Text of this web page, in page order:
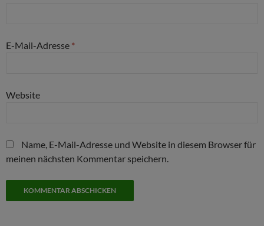
E-Mail-Adresse *
Website
Name, E-Mail-Adresse und Website in diesem Browser für
meinen nächsten Kommentar speichern.